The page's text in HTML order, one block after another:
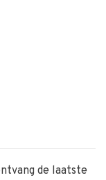
de laatste